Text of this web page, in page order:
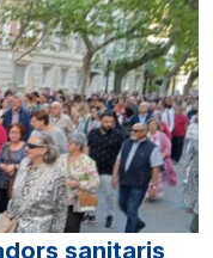
sanitaris